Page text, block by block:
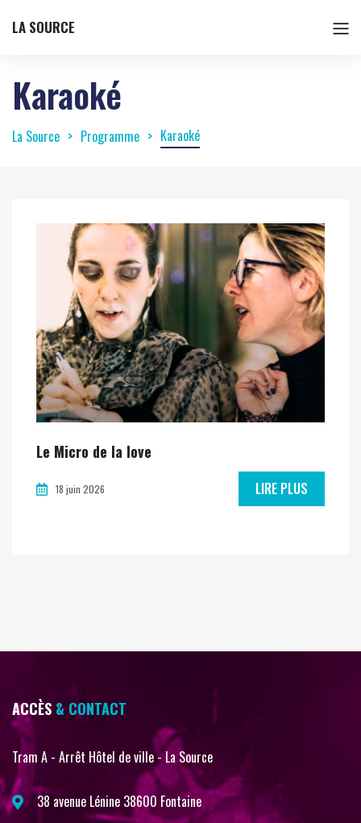
LA SOURCE
Karaoké
La Source Programme Karaoké
Le Micro de la love
18 juin 2026 LIRE PLUS
ACCÈS & CONTACT
Tram A - Arrêt Hôtel de ville - La Source
38 avenue Lénine 38600 Fontaine